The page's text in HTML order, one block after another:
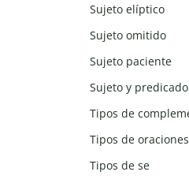
Sujeto elíptico
Sujeto omitido
Sujeto paciente
Sujeto y predicado
Tipos de
Tipos de oraciones
Tipos de se